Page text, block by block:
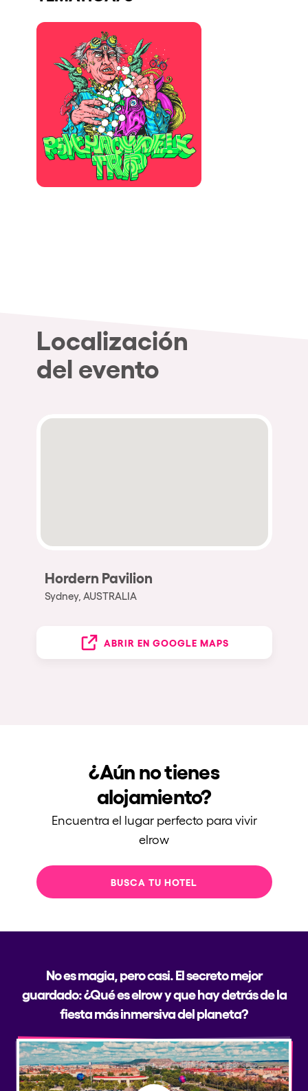
Quienes somos
¿Quieres trabajar con nosotros?
elrow News
Síguenos en tiktok
Síguenos en facebook
Síguenos en instagram
Síguenos en twitter
Síguenos en linkedin
Síguenos en youtube
Política de Privacidad
Política de Cookies
Localización
del evento
Hordern Pavilion
Sydney, AUSTRALIA
ABRIR EN GOOGLE MAPS
¿Aún no tienes
alojamiento?
Encuentra el lugar perfecto para vivir
elrow
BUSCA TU HOTEL
No es magia, pero casi. El secreto mejor
guardado: ¿Qué es elrow y que hay detrás de la
fiesta más inmersiva del planeta?